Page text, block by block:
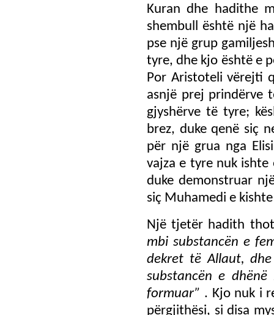
Kuran dhe hadithe
shembull është një
pse një grup
tyre, dhe kjo është e
Por Aristoteli vërejti
asnjë prej prindërve
gjyshërve të tyre;
brez, duke qenë siç
për një grua nga
vajza e tyre nuk ishte
duke demonstruar
siç Muhamedi e
Një tjetër hadith
mbi substancën e
dekret të Allaut,
substancën e
formuar” . Kjo nuk i
përgjithësi, si disa